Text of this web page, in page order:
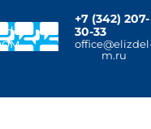
+7 (342) 207-
30-33
m.ru